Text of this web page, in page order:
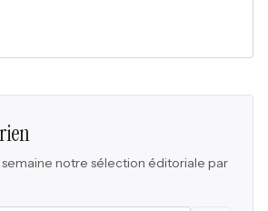
notre sélection éditoriale par